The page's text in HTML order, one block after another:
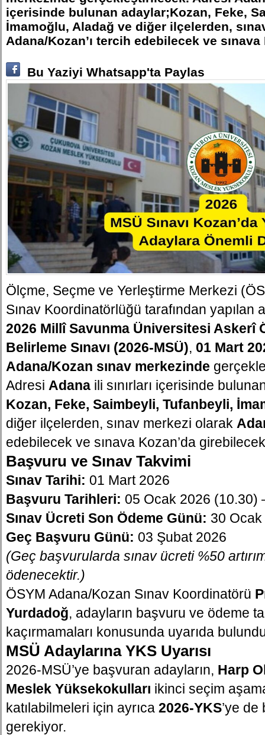
içerisinde bulunan adaylar;Kozan, Feke,
İmamoğlu, Aladağ ve diğer ilçelerden,
Adana/Kozan’ı tercih edebilecek ve sınava
Bu Yaziyi Whatsapp'ta Paylas
Ölçme, Seçme ve Yerleştirme Merkezi
Sınav Koordinatörlüğü tarafından yapılan
2026 Millî Savunma Üniversitesi Askerî
Belirleme Sınavı (2026-MSÜ), 01 Mart
Adana/Kozan sınav merkezinde
Adresi Adana ili sınırları içerisinde
Kozan, Feke, Saimbeyli, Tufanbeyli,
diğer ilçelerden, sınav merkezi olarak
edebilecek ve sınava Kozan’da
Başvuru ve Sınav Takvimi
Sınav Tarihi: 01 Mart 2026
Başvuru Tarihleri: 05 Ocak 2026 (10.30)
Sınav Ücreti Son Ödeme Günü: 30
Geç Başvuru Günü: 03 Şubat 2026
(Geç başvurularda sınav ücreti %50
ödenecektir.)
ÖSYM Adana/Kozan Sınav Koordinatörü
Yurdadoğ, adayların başvuru ve ödeme
kaçırmamaları konusunda uyarıda
MSÜ Adaylarına YKS Uyarısı
2026-MSÜ’ye başvuran adayların, Harp
Meslek Yüksekokulları ikinci seçim
katılabilmeleri için ayrıca 2026-YKS’ye de
gerekiyor.